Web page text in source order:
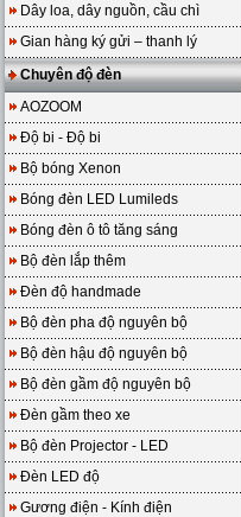
Dây loa, dây nguồn, cầu chì
Gian hàng ký gửi – thanh lý
Chuyên độ đèn
AOZOOM
Độ bi - Độ bi
Bộ bóng Xenon
Bóng đèn LED Lumileds
Bóng đèn ô tô tăng sáng
Bộ đèn lắp thêm
Đèn độ handmade
Bộ đèn pha độ nguyên bộ
Bộ đèn hậu độ nguyên bộ
Bộ đèn gầm độ nguyên bộ
Đèn gầm theo xe
Bộ đèn Projector - LED
Đèn LED độ
Gương điện - Kính điện